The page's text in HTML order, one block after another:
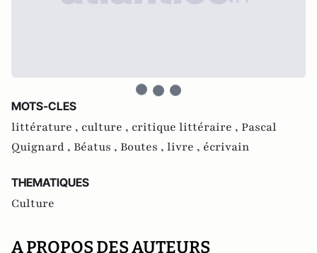
MOTS-CLES
littérature , culture , critique littéraire , Pascal
Quignard , Béatus , Boutes , livre , écrivain
THEMATIQUES
Culture
A PROPOS DES AUTEURS